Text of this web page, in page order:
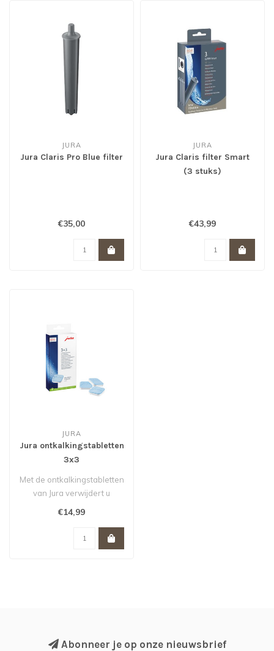
JURA
Jura Claris Pro Blue filter
€35,00
JURA
Jura Claris filter Smart
(3 stuks)
€43,99
JURA
Jura ontkalkingstabletten
3x3
Met de ontkalkingstabletten
van Jura verwijdert u
zorgvuldig alle kalkafzetting
€14,99
Abonneer je op onze nieuwsbrief